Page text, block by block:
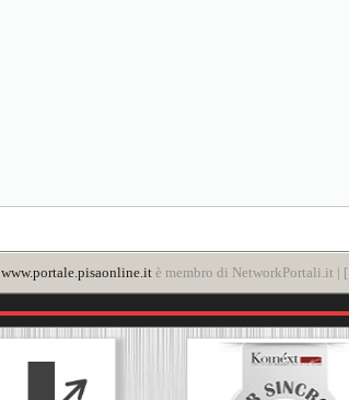
www.portale.pisaonline.itè membro di NetworkPortali.it | [